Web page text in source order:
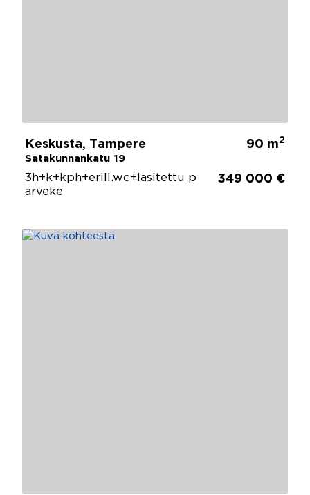
Keskusta, Tampere
Satakunnankatu 19
90 m2
3h+k+kph+erill.wc+lasitettu p
arveke
349 000 €